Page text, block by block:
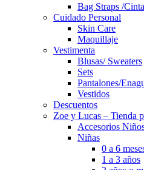
Bag Straps /
Cuidado Personal
Skin Care
Maquillaje
Vestimenta
Blusas/ Sweaters
Sets
Pantalones/
Vestidos
Descuentos
Zoe y Lucas – Tienda
Accesorios
Niñas
0 a 6
1 a 3 años